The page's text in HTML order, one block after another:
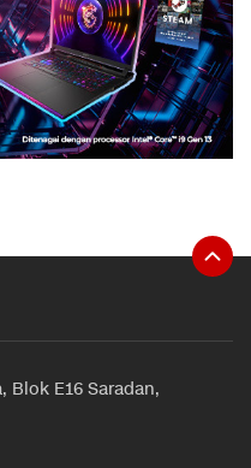
Blok E16 Saradan,